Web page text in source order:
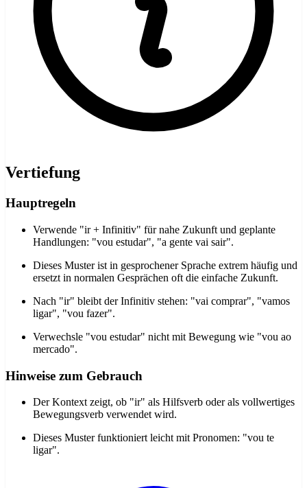
Vertiefung
Hauptregeln
Verwende "ir + Infinitiv" für nahe Zukunft und geplante
Handlungen: "vou estudar", "a gente vai sair".
Dieses Muster ist in gesprochener Sprache extrem häufig und
ersetzt in normalen Gesprächen oft die einfache Zukunft.
Nach "ir" bleibt der Infinitiv stehen: "vai comprar", "vamos
ligar", "vou fazer".
Verwechsle "vou estudar" nicht mit Bewegung wie "vou ao
mercado".
Hinweise zum Gebrauch
Der Kontext zeigt, ob "ir" als Hilfsverb oder als vollwertiges
Bewegungsverb verwendet wird.
Dieses Muster funktioniert leicht mit Pronomen: "vou te
ligar".